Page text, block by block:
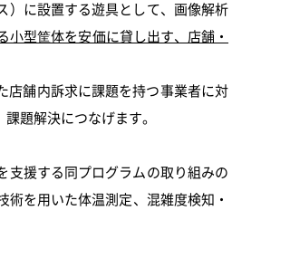
に設置する遊具として、画像解析
型筐体を安価に貸し出す、店舗・
店舗内訴求に課題を持つ事業者に対
課題解決につなげます。
援する同プログラムの取り組みの
を用いた体温測定、混雑度検知・